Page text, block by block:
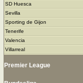
SD Huesca
Sevilla
Sporting de Gijon
Tenerife
Valencia
Villarreal
Premier League